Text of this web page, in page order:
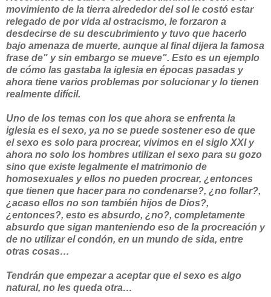
movimiento de la tierra alrededor del sol le costó estar
relegado de por vida al ostracismo, le forzaron a
desdecirse de su descubrimiento y tuvo que hacerlo
bajo amenaza de muerte, aunque al final dijera la famosa
frase de" y sin embargo se mueve". Esto es un ejemplo
de cómo las gastaba la iglesia en épocas pasadas y
ahora tiene varios problemas por solucionar y lo tienen
realmente difícil.
Uno de los temas con los que ahora se enfrenta la
iglesia es el sexo, ya no se puede sostener eso de que
el sexo es solo para procrear, vivimos en el siglo XXI y
ahora no solo los hombres utilizan el sexo para su gozo
sino que existe legalmente el matrimonio de
homosexuales y ellos no pueden procrear, ¿entonces
que tienen que hacer para no condenarse?, ¿no follar?,
¿acaso ellos no son también hijos de Dios?,
¿entonces?, esto es absurdo, ¿no?, completamente
absurdo que sigan manteniendo eso de la procreación y
de no utilizar el condón, en un mundo de sida, entre
otras cosas…
Tendrán que empezar a aceptar que el sexo es algo
natural, no les queda otra…